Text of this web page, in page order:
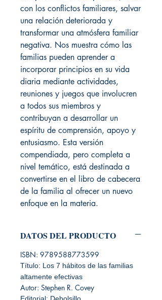
con los conflictos familiares, salvar
una relación deteriorada y
transformar una atmósfera familiar
negativa. Nos muestra cómo las
familias pueden aprender a
incorporar principios en su vida
diaria mediante actividades,
reuniones y juegos que involucren
a todos sus miembros y
contribuyan a desarrollar un
espíritu de comprensión, apoyo y
entusiasmo. Esta versión
compendiada, pero completa a
nivel temático, está destinada a
convertirse en el libro de cabecera
de la familia al ofrecer un nuevo
enfoque en la materia.
DATOS DEL PRODUCTO
ISBN: 9789588773599
Título: Los 7 hábitos de las familias
altamente efectivas
Autor: Stephen R. Covey